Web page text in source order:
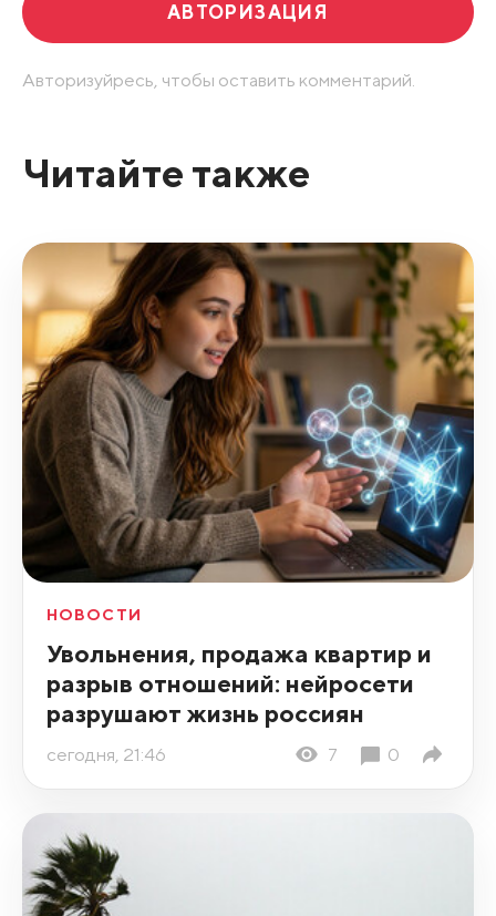
АВТОРИЗАЦИЯ
Авторизуйресь, чтобы оставить комментарий.
Читайте также
НОВОСТИ
Увольнения, продажа квартир и
разрыв отношений: нейросети
разрушают жизнь россиян
сегодня, 21:46 7 0